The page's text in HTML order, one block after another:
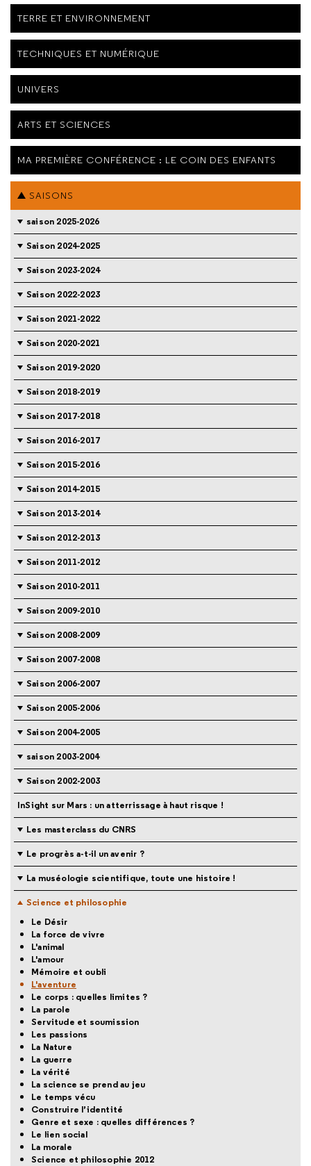
TERRE ET ENVIRONNEMENT
TECHNIQUES ET NUMÉRIQUE
UNIVERS
ARTS ET SCIENCES
MA PREMIÈRE CONFÉRENCE : LE COIN DES ENFANTS
SAISONS
saison 2025-2026
Saison 2024-2025
Saison 2023-2024
Saison 2022-2023
Saison 2021-2022
Saison 2020-2021
Saison 2019-2020
Saison 2018-2019
Saison 2017-2018
Saison 2016-2017
Saison 2015-2016
Saison 2014-2015
Saison 2013-2014
Saison 2012-2013
Saison 2011-2012
Saison 2010-2011
Saison 2009-2010
Saison 2008-2009
Saison 2007-2008
Saison 2006-2007
Saison 2005-2006
Saison 2004-2005
saison 2003-2004
Saison 2002-2003
InSight sur Mars : un atterrissage à haut risque !
Les masterclass du CNRS
Le progrès a-t-il un avenir ?
La muséologie scientifique, toute une histoire !
Science et philosophie
Le Désir
La force de vivre
L'animal
L'amour
Mémoire et oubli
L'aventure
Le corps : quelles limites ?
La parole
Servitude et soumission
Les passions
La Nature
La guerre
La vérité
La science se prend au jeu
Le temps vécu
Construire l’identité
Genre et sexe : quelles différences ?
Le lien social
La morale
Science et philosophie 2012